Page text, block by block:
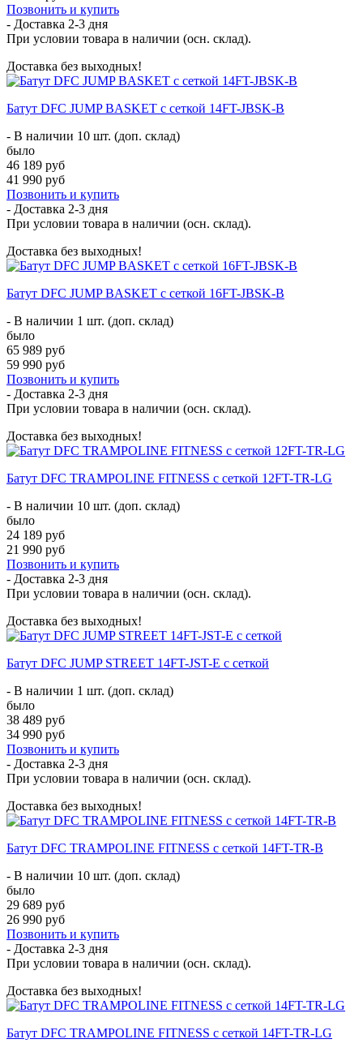
Позвонить и купить
- Доставка 2-3 дня
При условии товара в наличии (осн. склад).
Доставка без выходных!
Батут DFC JUMP BASKET с сеткой 14FT-JBSK-B
- В наличии 10 шт. (доп. склад)
было
46 189 руб
41 990 руб
Позвонить и купить
- Доставка 2-3 дня
При условии товара в наличии (осн. склад).
Доставка без выходных!
Батут DFC JUMP BASKET с сеткой 16FT-JBSK-B
- В наличии 1 шт. (доп. склад)
было
65 989 руб
59 990 руб
Позвонить и купить
- Доставка 2-3 дня
При условии товара в наличии (осн. склад).
Доставка без выходных!
Батут DFC TRAMPOLINE FITNESS с сеткой 12FT-TR-LG
- В наличии 10 шт. (доп. склад)
было
24 189 руб
21 990 руб
Позвонить и купить
- Доставка 2-3 дня
При условии товара в наличии (осн. склад).
Доставка без выходных!
Батут DFC JUMP STREET 14FT-JST-E c сеткой
- В наличии 1 шт. (доп. склад)
было
38 489 руб
34 990 руб
Позвонить и купить
- Доставка 2-3 дня
При условии товара в наличии (осн. склад).
Доставка без выходных!
Батут DFC TRAMPOLINE FITNESS с сеткой 14FT-TR-B
- В наличии 10 шт. (доп. склад)
было
29 689 руб
26 990 руб
Позвонить и купить
- Доставка 2-3 дня
При условии товара в наличии (осн. склад).
Доставка без выходных!
Батут DFC TRAMPOLINE FITNESS с сеткой 14FT-TR-LG